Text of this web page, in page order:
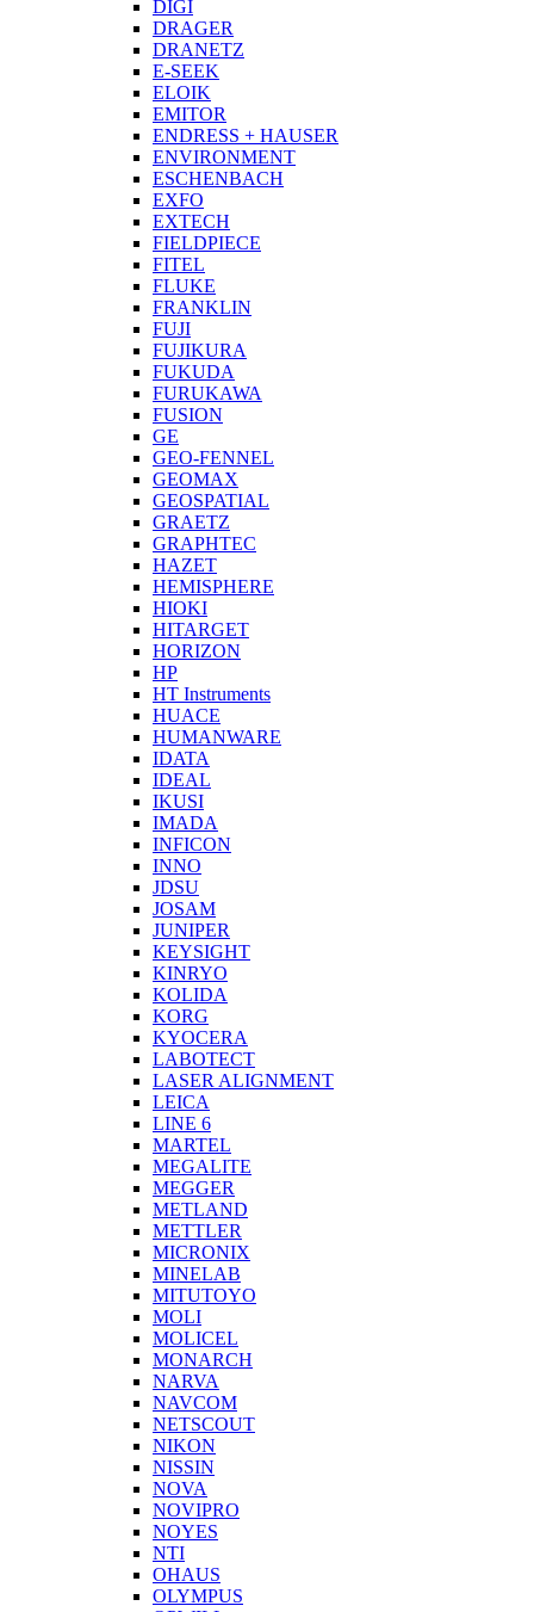
DIGI
DRAGER
DRANETZ
E-SEEK
ELOIK
EMITOR
ENDRESS + HAUSER
ENVIRONMENT
ESCHENBACH
EXFO
EXTECH
FIELDPIECE
FITEL
FLUKE
FRANKLIN
FUJI
FUJIKURA
FUKUDA
FURUKAWA
FUSION
GE
GEO-FENNEL
GEOMAX
GEOSPATIAL
GRAETZ
GRAPHTEC
HAZET
HEMISPHERE
HIOKI
HITARGET
HORIZON
HP
HT Instruments
HUACE
HUMANWARE
IDATA
IDEAL
IKUSI
IMADA
INFICON
INNO
JDSU
JOSAM
JUNIPER
KEYSIGHT
KINRYO
KOLIDA
KORG
KYOCERA
LABOTECT
LASER ALIGNMENT
LEICA
LINE 6
MARTEL
MEGALITE
MEGGER
METLAND
METTLER
MICRONIX
MINELAB
MITUTOYO
MOLI
MOLICEL
MONARCH
NARVA
NAVCOM
NETSCOUT
NIKON
NISSIN
NOVA
NOVIPRO
NOYES
NTI
OHAUS
OLYMPUS